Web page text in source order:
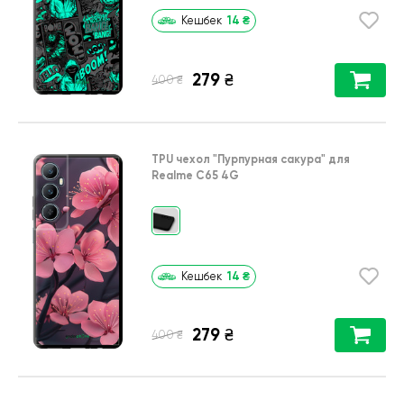
Кешбек 14 ₴
400 ₴ 279 ₴
TPU чехол "Пурпурная сакура" для
Realme C65 4G
Кешбек 14 ₴
400 ₴ 279 ₴